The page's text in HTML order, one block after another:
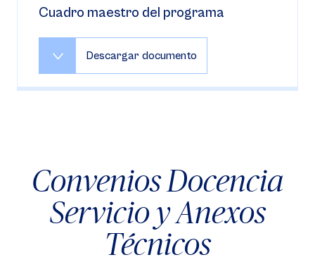
Cuadro maestro del programa
Descargar documento
Convenios Docencia
Servicio y Anexos
Técnicos